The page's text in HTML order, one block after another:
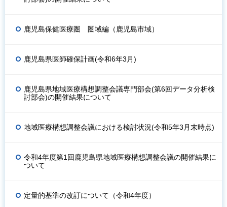
鹿児島保健医療圏 圏域編（鹿児島市域）
鹿児島県医師確保計画(令和6年3月)
鹿児島県地域医療構想調整会議専門部会(第6回データ分析検
討部会)の開催結果について
地域医療構想調整会議における検討状況(令和5年3月末時点)
令和4年度第1回鹿児島県地域医療構想調整会議の開催結果に
ついて
定量的基準の改訂について（令和4年度）